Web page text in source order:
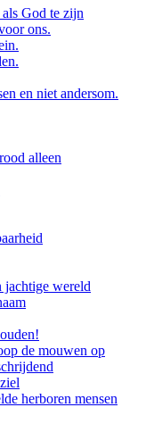
God te zijn
ons.
en niet andersom.
alleen
jachtige wereld
de mouwen op
herboren mensen